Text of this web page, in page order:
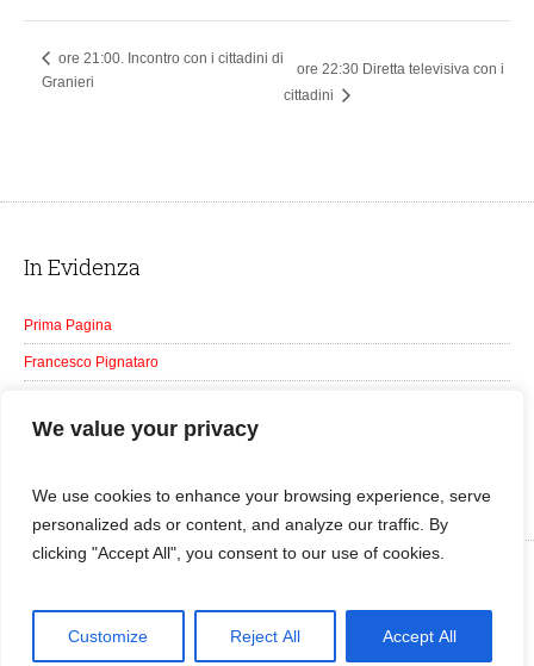
We value your privacy
We use cookies to enhance your browsing experience, serve
personalized ads or content, and analyze our traffic. By
clicking "Accept All", you consent to our use of cookies.
Customize Reject All Accept All
ore 21:00. Incontro con i cittadini di
Granieri
ore 22:30 Diretta televisiva con i
cittadini
In Evidenza
Prima Pagina
Francesco Pignataro
Tutti gli Eventi
DeveloperGianfranco Noto